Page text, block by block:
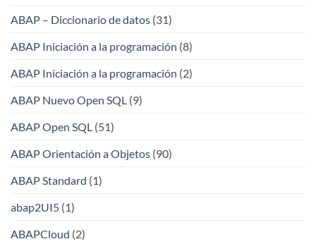
ABAP – Diccionario de datos (31)
ABAP Iniciación a la programación (8)
ABAP Iniciación a la programación (2)
ABAP Nuevo Open SQL (9)
ABAP Open SQL (51)
ABAP Orientación a Objetos (90)
ABAP Standard (1)
abap2UI5 (1)
ABAPCloud (2)